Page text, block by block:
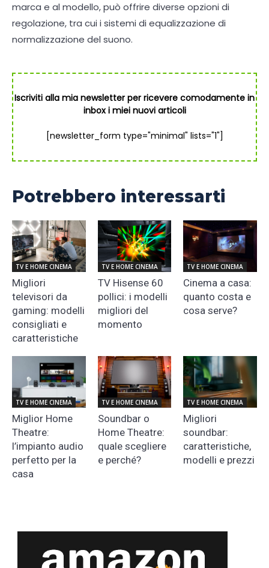
marca e al modello, può offrire diverse opzioni di
regolazione, tra cui i sistemi di equalizzazione di
normalizzazione del suono.
Iscriviti alla mia newsletter per ricevere comodamente in
inbox i miei nuovi articoli
[newsletter_form type="minimal" lists="1"]
Potrebbero interessarti
TV E HOME CINEMA
Migliori
televisori da
gaming: modelli
consigliati e
caratteristiche
TV E HOME CINEMA
TV Hisense 60
pollici: i modelli
migliori del
momento
TV E HOME CINEMA
Cinema a casa:
quanto costa e
cosa serve?
TV E HOME CINEMA
Miglior Home
Theatre:
l’impianto audio
perfetto per la
casa
TV E HOME CINEMA
Soundbar o
Home Theatre:
quale scegliere
e perché?
TV E HOME CINEMA
Migliori
soundbar:
caratteristiche,
modelli e prezzi